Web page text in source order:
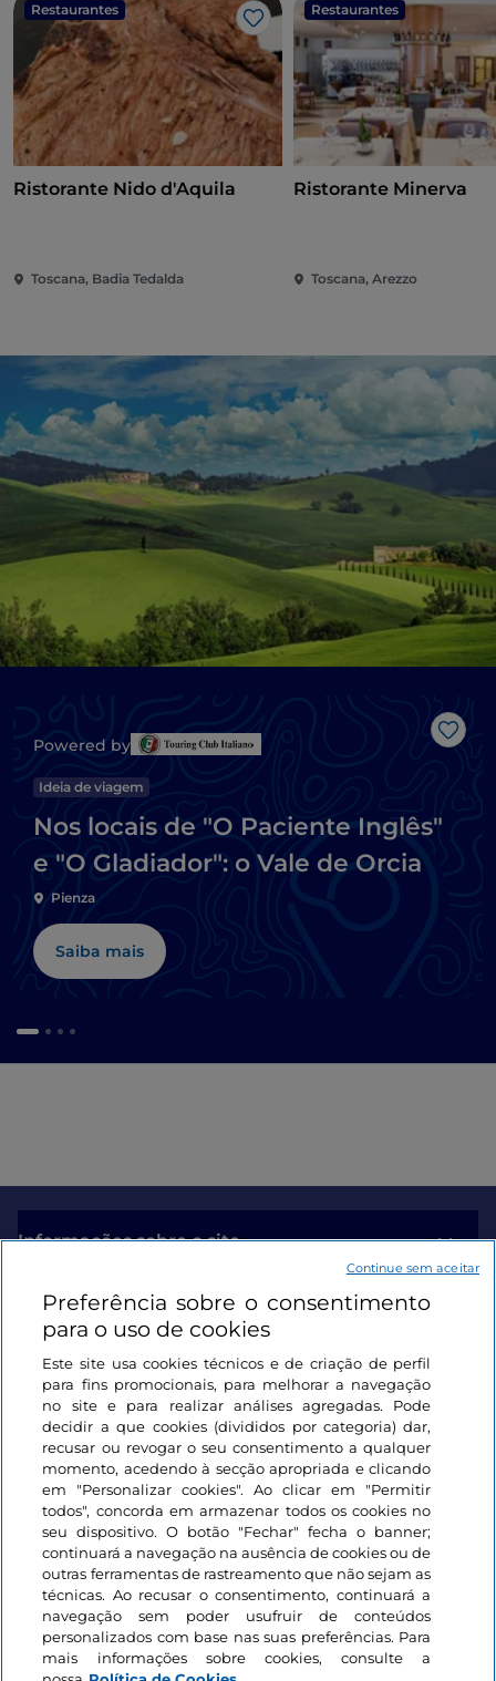
Restaurantes
Gosto
Ristorante Nido d'Aquila
Toscana, Badia Tedalda
Restaurantes
Ristorante Minerva
Toscana, Arezzo
Powered by
Ideia de viagem
Nos locais de "O Paciente Inglês"
e "O Gladiador": o Vale de Orcia
Pienza
Saiba mais
Informações sobre o site
Ligações úteis
Iniciar sessão
Mantenha-se em contacto
Preferência sobre o consentimento
para o uso de cookies
Este site usa cookies técnicos e de criação de perfil
para fins promocionais, para melhorar a navegação
no site e para realizar análises agregadas. Pode
decidir a que cookies (divididos por categoria) dar,
recusar ou revogar o seu consentimento a qualquer
momento, acedendo à secção apropriada e clicando
em "Personalizar cookies". Ao clicar em "Permitir
todos", concorda em armazenar todos os cookies no
seu dispositivo. O botão "Fechar" fecha o banner;
continuará a navegação na ausência de cookies ou de
outras ferramentas de rastreamento que não sejam as
técnicas. Ao recusar o consentimento, continuará a
navegação sem poder usufruir de conteúdos
personalizados com base nas suas preferências. Para
mais informações sobre cookies, consulte a
Continue sem aceitar